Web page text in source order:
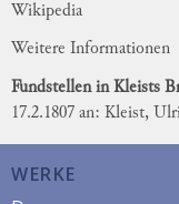
Wikipedia
Weitere Informationen
Fundstellen in Kleists
17.2.1807 an: Kleist,
WERKE